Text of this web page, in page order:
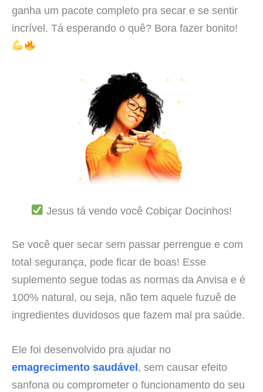
ganha um pacote completo pra secar e se sentir
incrível. Tá esperando o quê? Bora fazer bonito!
Jesus tá vendo você Cobiçar Docinhos!
Se você quer secar sem passar perrengue e com
total segurança, pode ficar de boas! Esse
suplemento segue todas as normas da Anvisa e é
100% natural, ou seja, não tem aquele fuzuê de
ingredientes duvidosos que fazem mal pra saúde.
Ele foi desenvolvido pra ajudar no
emagrecimento saudável, sem causar efeito
sanfona ou comprometer o funcionamento do seu